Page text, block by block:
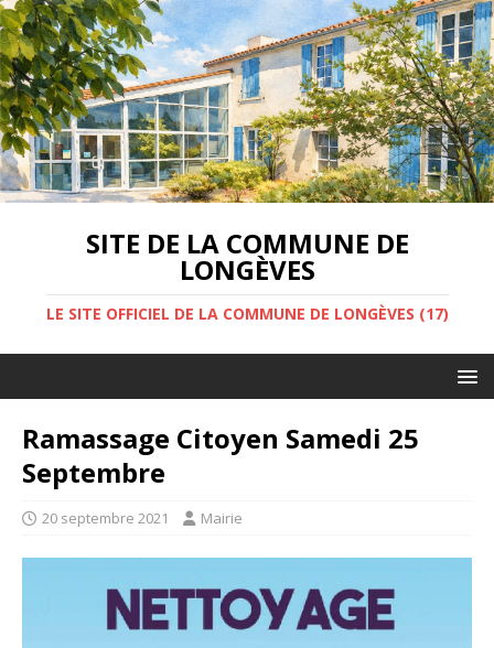
SITE DE LA COMMUNE DE
LONGÈVES
LE SITE OFFICIEL DE LA COMMUNE DE LONGÈVES (17)
Ramassage Citoyen Samedi 25
Septembre
20 septembre 2021 Mairie